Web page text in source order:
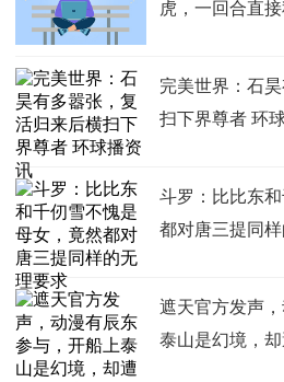
虎，一回合直
完美世界：​石
扫下界尊者 环
斗罗：比比东
都对唐三提同
遮天官方发声
泰山是幻境，